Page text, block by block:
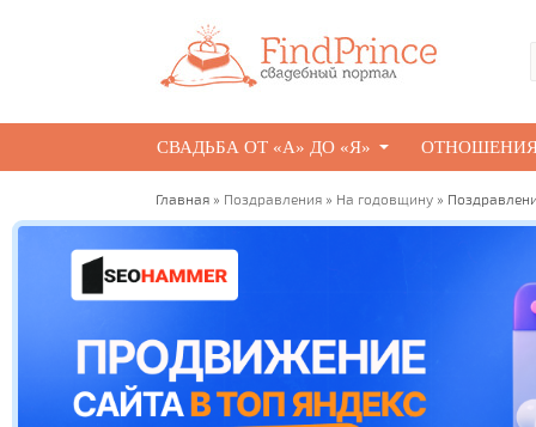
СВАДЬБА ОТ «А» ДО «Я»
Главная » Поздравления » На годовщину »